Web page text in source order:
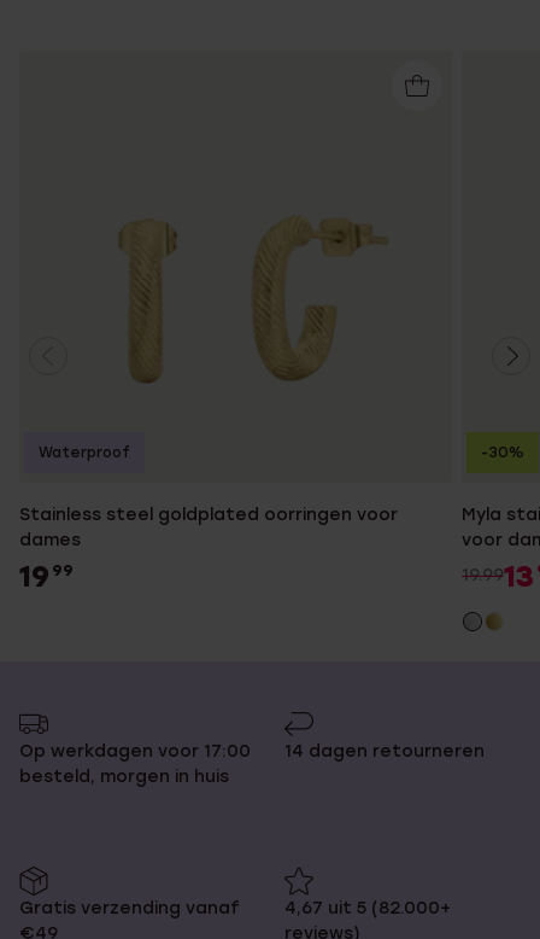
Stainless steel goldplated oorringen voor
dames
19 99
Waterproof
Myla
voor
19.9913
-30%
Op werkdagen voor 17:00
besteld, morgen in huis
14 dagen retourneren
Gratis verzending vanaf
€49
4,67 uit 5 (82.000+
reviews)